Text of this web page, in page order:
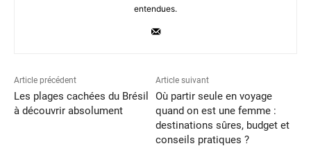
entendues.
Article précédent
Les plages cachées du Brésil
à découvrir absolument
Article suivant
Où partir seule en voyage
quand on est une femme :
destinations sûres, budget et
conseils pratiques ?